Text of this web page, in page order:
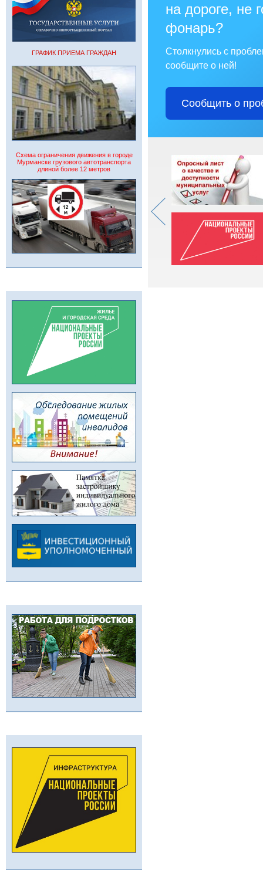
ГРАФИК ПРИЕМА ГРАЖДАН
Схема ограничения движения в городе
Мурманске грузового автотранспорта
длиной более 12 метров
на дороге, не
фонарь?
Столкнулись с
сообщите о ней!
Сообщить о